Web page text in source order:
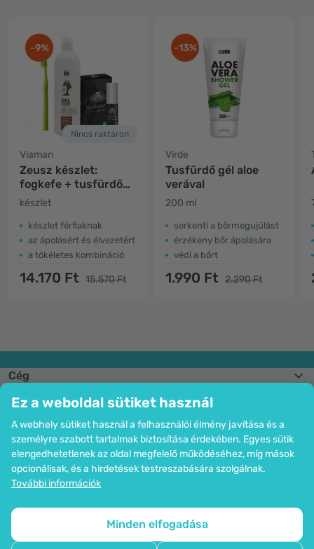
Ez a weboldal sütiket használ
A webhely sütiket használ a felhasználói élmény javítása és a
személyre szabott tartalmak biztosítása érdekében. Egyes sütik
elengedhetetlenek az oldal megfelelő működéséhez, míg mások
opcionálisak, és a hirdetések testreszabására szolgálnak.
További információk
Minden elfogadása
-9%
Nincs raktáron
Viaman
Zeusz készlet:
fogkefe + tusfürdő
gél + intim spray
készlet
készlet férfiaknak
az ápolásért és élvezetért
a tökéletes kombináció
14.170 Ft 15.570 Ft
-13%
Virde
Tusfürdő gél aloe
verával
200 ml
serkenti a bőrmegujúlást
érzékeny bőr ápolására
védi a bőrt
1.990 Ft 2.290 Ft
Cég
Csatlakozzon hozzánk
Segítség és megrendelések
Bankkártyás fizetési lehetőség. A személyes adatok garantált védelme
SSL titkosítással.
Az oldal térképe